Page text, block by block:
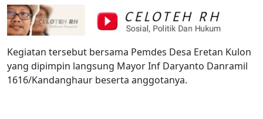
Kegiatan tersebut bersama Pemdes Desa Eretan Kulon
yang dipimpin langsung Mayor Inf Daryanto Danramil
1616/Kandanghaur beserta anggotanya.